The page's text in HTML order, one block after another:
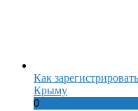
Как
Крыму
0